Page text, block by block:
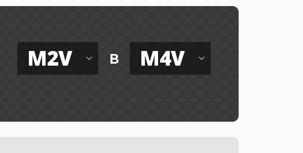
M2V в M4V